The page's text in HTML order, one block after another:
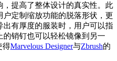
，提高了整体设计的真实性。此
定制缩放功能的脱落形状，更
有厚度的服装时，用户可以指
的销钉也可以轻松镜像到另一
得Marvelous Designer与Zbrush的